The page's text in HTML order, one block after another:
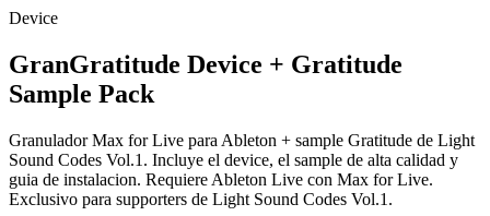
Device
GranGratitude Device + Gratitude
Sample Pack
Granulador Max for Live para Ableton + sample Gratitude de Light
Sound Codes Vol.1. Incluye el device, el sample de alta calidad y
guia de instalacion. Requiere Ableton Live con Max for Live.
Exclusivo para supporters de Light Sound Codes Vol.1.